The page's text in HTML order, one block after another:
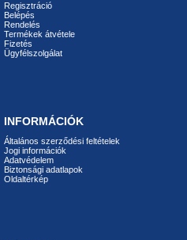
Regisztráció
Belépés
Rendelés
Termékek átvétele
Fizetés
Ügyfélszolgálat
INFORMÁCIÓK
Általános szerződési feltételek
Jogi információk
Adatvédelem
Biztonsági adatlapok
Oldaltérkép